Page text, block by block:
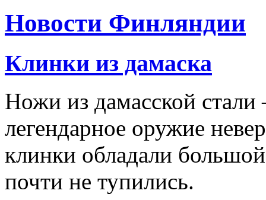
Новости Финляндии
Клинки из дамаска
Ножи из дамасской стали
легендарное оружие
клинки обладали
почти не тупились.